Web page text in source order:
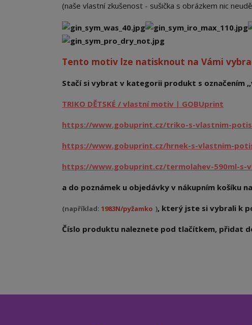
(naše vlastní zkušenost - sušička s obrázkem nic
Tento motiv lze natisknout na Vámi
Stačí si vybrat v kategorii produkt s označením
TRIKO DĚTSKÉ / vlastní motiv | GOBUprint
https://www.gobuprint.cz/triko-s-vlastnim-
https://www.gobuprint.cz/hrnek-s-vlastnim-
https://www.gobuprint.cz/termolahev-590ml-s-
a do poznámek u objedávky v nákupním košíku
(například: 1983N/pyžamko ), který jste si vybrali k
Číslo produktu naleznete pod tlačítkem, přidat